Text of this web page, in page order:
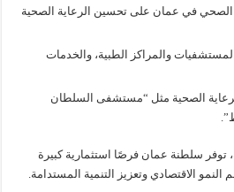
الصحي في عمان على تحسين الرعاية الصحية
والمراكز الطبية، والخدمات
الصحية مثل “مستشفى السلطان
توفر سلطنة عمان فرصًا استثمارية كبيرة
الاقتصادي وتعزيز التنمية المستدامة.